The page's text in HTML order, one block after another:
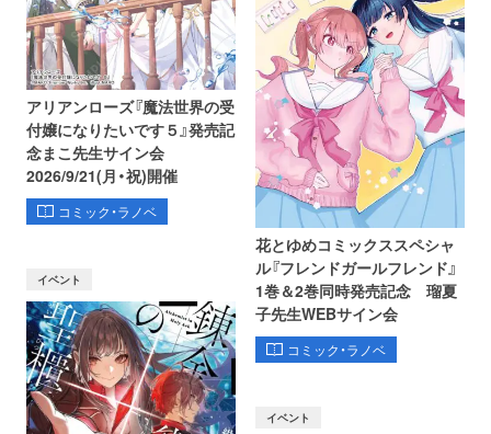
アリアンローズ『魔法世界の受
付嬢になりたいです５』発売記
念まこ先生サイン会
2026/9/21(月・祝)開催
コミック・ラノベ
花とゆめコミックススペシャ
ル『フレンドガールフレンド』
1巻＆2巻同時発売記念 瑠夏
子先生WEBサイン会
コミック・ラノベ
イベント
イベント